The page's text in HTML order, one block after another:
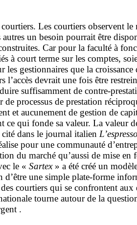
Les courtiers observent le
un besoin pourrait être
Car pour la faculté à
à court terme sur les comptes,
gestionnaires que la
l’accès devrait une fois être
suffisamment de contre-
processus de prestation
et aucunement de gestion de
ce qui fonde sa valeur. La valeur
dans le journal italien L’espresso
pour une communauté
du marché qu’aussi de mise en
le « Sartex» a été créé un
une simple plate-forme
courtiers qui se confrontent
tourne autour de la
.